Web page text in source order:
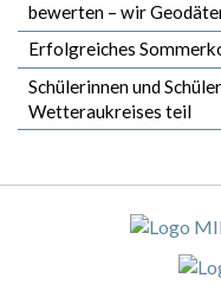
bewerten – wir
Erfolgreiches
Schülerinnen und
Wetteraukreises teil